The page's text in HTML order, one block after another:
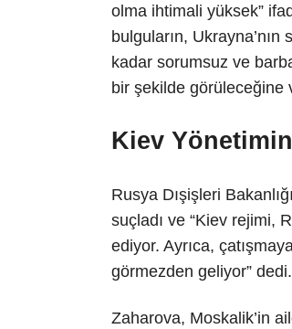
olma ihtimali yüksek”
bulguların,
kadar sorumsuz ve
bir şekilde görüleceğine
Kiev
Rusya Dışişleri
suçladı ve “Kiev rejimi,
ediyor. Ayrıca,
görmezden geliyor”
Zaharova, Moskalik’in